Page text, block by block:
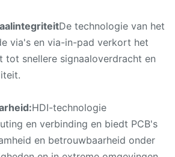
De technologie van het
via's en via-in-pad verkort het
tot snellere signaaloverdracht en
HDI-technologie
en verbinding en biedt PCB's
en betrouwbaarheid onder